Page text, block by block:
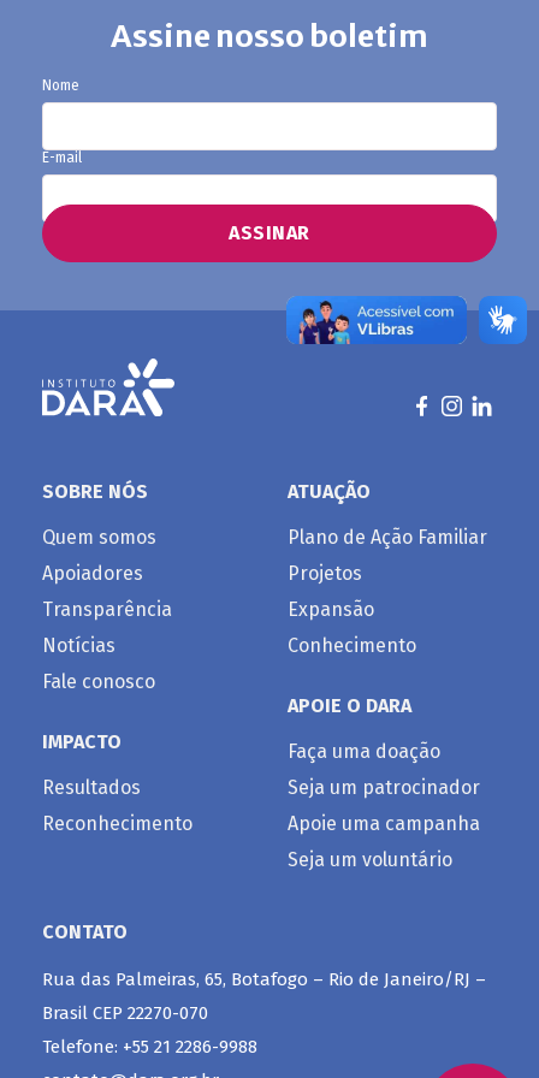
Assine nosso boletim
Nome
E-mail
SOBRE NÓS
Quem somos
Apoiadores
Transparência
Notícias
Fale conosco
IMPACTO
Resultados
Reconhecimento
ATUAÇÃO
Plano de Ação Familiar
Projetos
Expansão
Conhecimento
APOIE O DARA
Faça uma doação
Seja um patrocinador
Apoie uma campanha
Seja um voluntário
CONTATO
Rua das Palmeiras, 65, Botafogo – Rio de Janeiro/RJ –
Brasil CEP 22270-070
Telefone: +55 21 2286-9988